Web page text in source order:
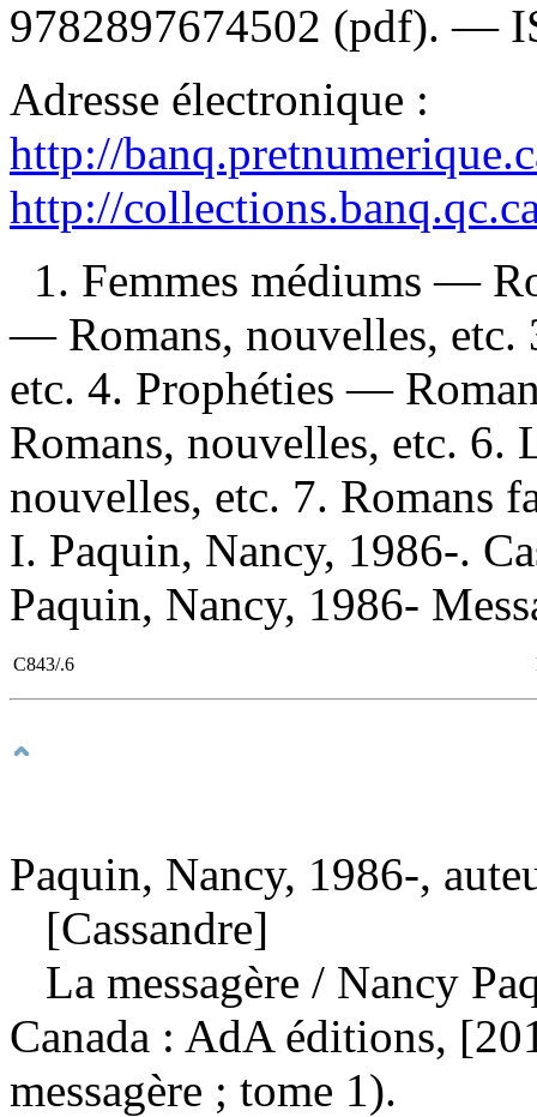
9782897674502 (pdf). —
Adresse électronique :
http://
http://
1. Femmes médiums —
— Romans, nouvelles,
etc. 4. Prophéties —
Romans, nouvelles, etc.
nouvelles, etc. 7. Romans
I. Paquin, Nancy, 1986-.
Paquin, Nancy, 1986-
C843/.6
Paquin, Nancy, 1986-,
[Cassandre]
La messagère / Nancy
Canada : AdA éditions,
messagère ; tome 1).